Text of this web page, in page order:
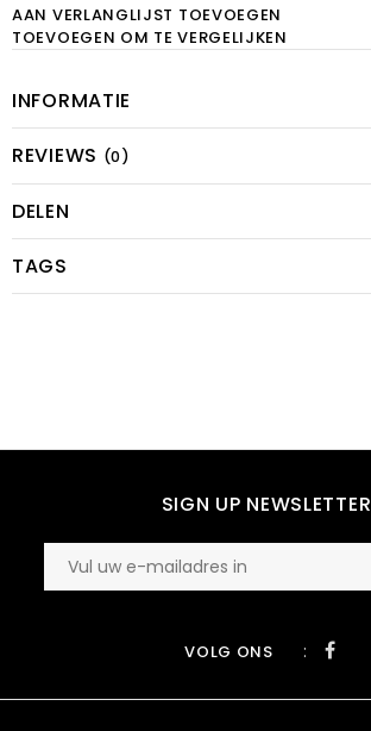
AAN VERLANGLIJST TOEVOEGEN
TOEVOEGEN OM TE VERGELIJKEN
INFORMATIE
REVIEWS (0)
DELEN
TAGS
SIGN UP NEWSLETTER
VOLG ONS :